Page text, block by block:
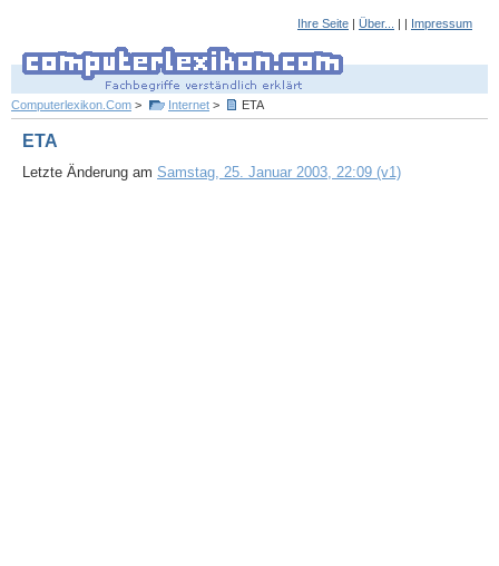
Ihre Seite | Über... | | Impressum
Computerlexikon.Com > Internet > ETA
ETA
Letzte Änderung am Samstag, 25. Januar 2003, 22:09 (v1)